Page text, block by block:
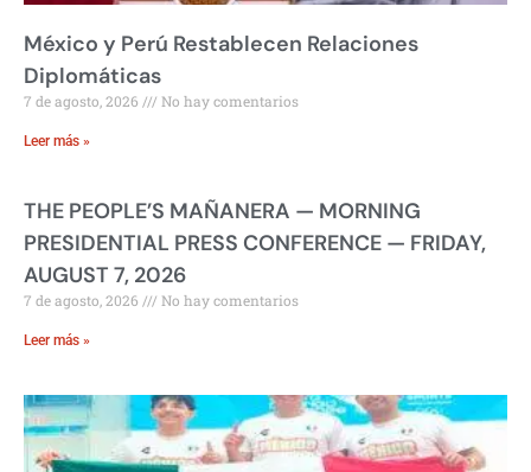
México y Perú Restablecen Relaciones
Diplomáticas
7 de agosto, 2026 No hay comentarios
Leer más »
THE PEOPLE’S MAÑANERA — MORNING
PRESIDENTIAL PRESS CONFERENCE — FRIDAY,
AUGUST 7, 2026
7 de agosto, 2026 No hay comentarios
Leer más »